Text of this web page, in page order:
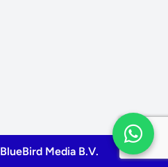
BlueBird Media B.V.